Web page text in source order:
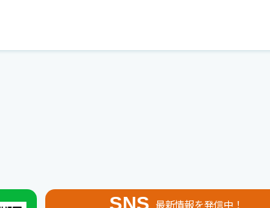
SNS 最新情報を発信中！